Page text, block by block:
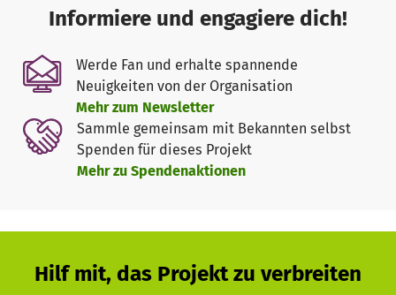
Tierschutzverein versuchen wir möglichst viele Tiere vor
der Tötung zu bewahren. Die Tiere befinden sich dann bis
zur Vermittlung in unserem Tierheim auf Mallorca oder
haben wir Möglichkeit durch Pflegestellen nach
Deutschland zu kommen. Wir benötigen dringend deine
Unterstützung.
Informiere und engagiere dich!
Werde Fan und erhalte spannende
Neuigkeiten von der Organisation
Mehr zum Newsletter
Sammle gemeinsam mit Bekannten selbst
Spenden für dieses Projekt
Mehr zu Spendenaktionen
Hilf mit, das Projekt zu verbreiten